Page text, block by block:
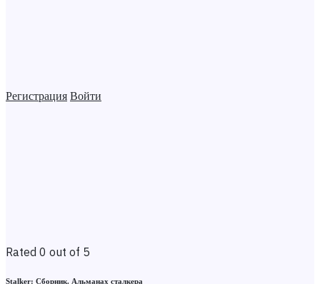
Регистрация Войти
Rated 0 out of 5
Stalker: Сборник. Альманах сталкера